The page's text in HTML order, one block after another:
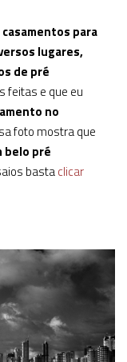
para
lugares,
de pré
feitas e que eu
no
foto mostra que
belo pré
bastaclicar